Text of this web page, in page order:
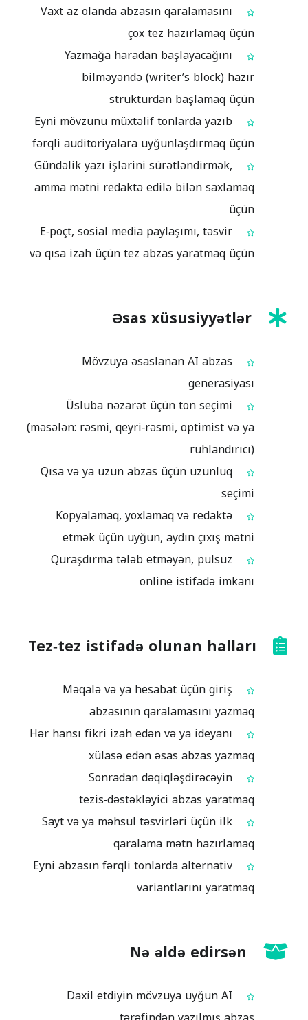
Vaxt az olanda abzasın qaralamasını
çox tez hazırlamaq üçün
Yazmağa haradan başlayacağını
bilməyəndə (writer’s block) hazır
strukturdan başlamaq üçün
Eyni mövzunu müxtəlif tonlarda yazıb
fərqli auditoriyalara uyğunlaşdırmaq üçün
Gündəlik yazı işlərini sürətləndirmək,
amma mətni redaktə edilə bilən saxlamaq
üçün
E‑poçt, sosial media paylaşımı, təsvir
və qısa izah üçün tez abzas yaratmaq üçün
Əsas xüsusiyyətlər
Mövzuya əsaslanan AI abzas
generasiyası
Üsluba nəzarət üçün ton seçimi
(məsələn: rəsmi, qeyri‑rəsmi, optimist və ya
ruhlandırıcı)
Qısa və ya uzun abzas üçün uzunluq
seçimi
Kopyalamaq, yoxlamaq və redaktə
etmək üçün uyğun, aydın çıxış mətni
Quraşdırma tələb etməyən, pulsuz
online istifadə imkanı
Tez‑tez istifadə olunan halları
Məqalə və ya hesabat üçün giriş
abzasının qaralamasını yazmaq
Hər hansı fikri izah edən və ya ideyanı
xülasə edən əsas abzas yazmaq
Sonradan dəqiqləşdirəcəyin
tezis‑dəstəkləyici abzas yaratmaq
Sayt və ya məhsul təsvirləri üçün ilk
qaralama mətn hazırlamaq
Eyni abzasın fərqli tonlarda alternativ
variantlarını yaratmaq
Nə əldə edirsən
Daxil etdiyin mövzuya uyğun AI